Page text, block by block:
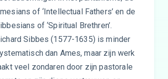
of ‘Intellectual Fathers’ en de
of ‘Spiritual Brethren’.
Sibbes (1577-1635) is minder
dan Ames, maar zijn werk
veel zondaren door zijn pastorale